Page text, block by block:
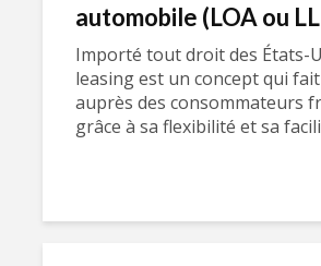
automobile (LOA ou
Importé tout droit des États-
leasing est un concept qui
auprès des consommateurs
grâce à sa flexibilité et sa